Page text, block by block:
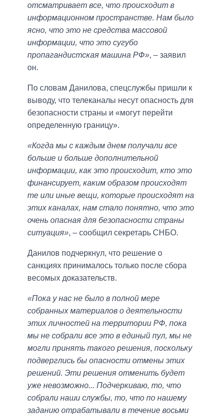
отсматривает все, что происходит в
информационном пространстве. Нам было
ясно, что это не средства массовой
информации, что это сугубо
пропагандистская машина РФ», – заявил
он.
По словам Данилова, спецслужбы пришли к
выводу, что телеканалы несут опасность для
безопасности страны и «могут перейти
определенную границу».
«Когда мы с каждым днем получали все
больше и больше дополнительной
информации, как это происходит, кто это
финансирует, каким образом происходят
те или иные вещи, которые происходят на
этих каналах, нам стало понятно, что это
очень опасная для безопасности страны
ситуация», – сообщил секретарь СНБО.
Данилов подчеркнул, что решение о
санкциях принималось только после сбора
весомых доказательств.
«Пока у нас не было в полной мере
собранных материалов о деятельности
этих личностей на территории РФ, пока
мы не собрали все это в единый пул, мы не
могли принять такого решения, поскольку
подверглись бы опасности отмены этих
решений. Эти решения отменить будет
уже невозможно... Подчеркиваю, то, что
собрали наши службы, то, что по нашему
заданию отрабатывали в течение восьми